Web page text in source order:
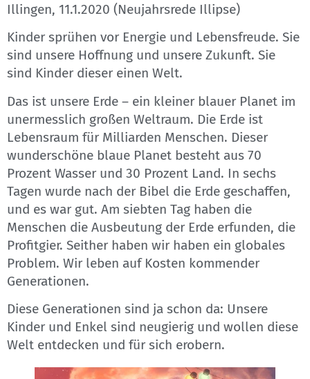
Illingen, 11.1.2020 (Neujahrsrede Illipse)
Kinder sprühen vor Energie und Lebensfreude. Sie
sind unsere Hoffnung und unsere Zukunft. Sie
sind Kinder dieser einen Welt.
Das ist unsere Erde – ein kleiner blauer Planet im
unermesslich großen Weltraum. Die Erde ist
Lebensraum für Milliarden Menschen. Dieser
wunderschöne blaue Planet besteht aus 70
Prozent Wasser und 30 Prozent Land. In sechs
Tagen wurde nach der Bibel die Erde geschaffen,
und es war gut. Am siebten Tag haben die
Menschen die Ausbeutung der Erde erfunden, die
Profitgier. Seither haben wir haben ein globales
Problem. Wir leben auf Kosten kommender
Generationen.
Diese Generationen sind ja schon da: Unsere
Kinder und Enkel sind neugierig und wollen diese
Welt entdecken und für sich erobern.